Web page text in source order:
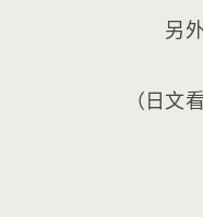
另
（日文